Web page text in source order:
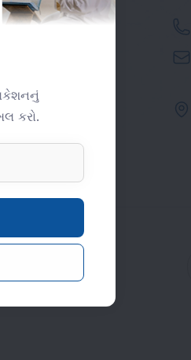
મહત્વપૂર્ણ લિંક્સ
સંપર્ક
કિતાબ લાઈબ્રેરી
ફોટો ગેલેરી
કરો.